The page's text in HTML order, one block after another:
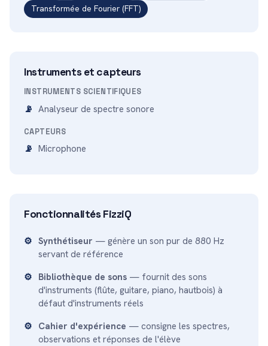
Transformée de Fourier (FFT)
Instruments et capteurs
INSTRUMENTS SCIENTIFIQUES
Analyseur de spectre sonore
CAPTEURS
Microphone
Fonctionnalités FizziQ
Synthétiseur — génère un son pur de 880 Hz
servant de référence
Bibliothèque de sons — fournit des sons
d'instruments (flûte, guitare, piano, hautbois) à
défaut d'instruments réels
Cahier d'expérience — consigne les spectres,
observations et réponses de l'élève